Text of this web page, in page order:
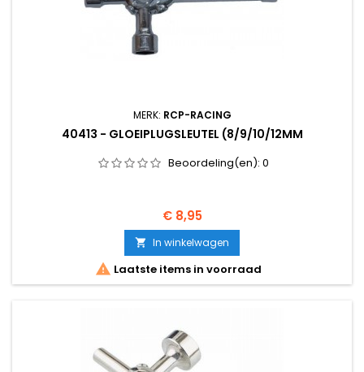
MERK: RCP-RACING
40413 - GLOEIPLUGSLEUTEL (8/9/10/12MM
Beoordeling(en): 0
Prijs
€ 8,95
 In winkelwagen
 Laatste items in voorraad